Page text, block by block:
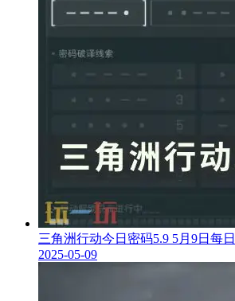
三角洲行动今日密码5.9 5月9日每
2025-05-09